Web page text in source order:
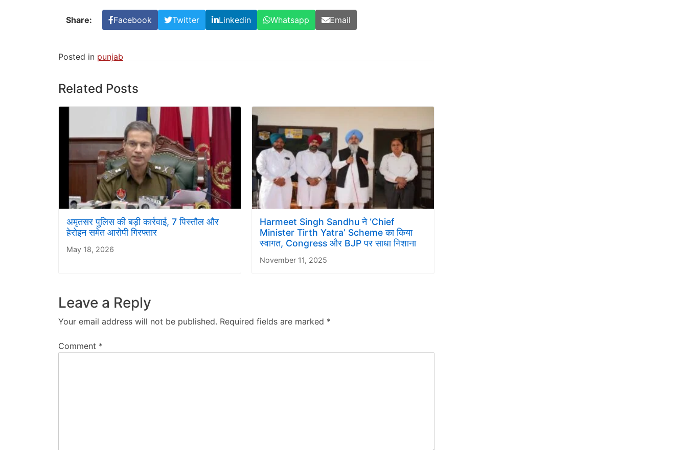
Share: Facebook Twitter Linkedin Whatsapp Email
Posted in punjab
Related Posts
अमृतसर पुलिस की बड़ी कार्रवाई, 7 पिस्तौल और
हेरोइन समेत आरोपी गिरफ्तार
May 18, 2026
Harmeet Singh Sandhu ने ‘Chief
Minister Tirth Yatra’ Scheme का किया
स्वागत, Congress और BJP पर साधा निशाना
November 11, 2025
Leave a Reply
Your email address will not be published. Required fields are marked *
Comment *